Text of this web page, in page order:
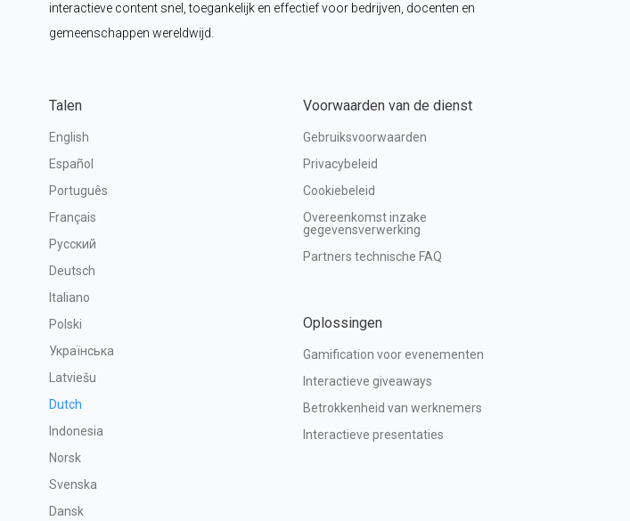
interactieve content snel, toegankelijk en effectief voor bedrijven, docenten en
gemeenschappen wereldwijd.
Talen
English
Español
Português
Français
Русский
Deutsch
Italiano
Polski
Українська
Latviešu
Dutch
Indonesia
Norsk
Svenska
Dansk
Voorwaarden van de dienst
Gebruiksvoorwaarden
Privacybeleid
Cookiebeleid
Overeenkomst inzake
gegevensverwerking
Partners technische FAQ
Oplossingen
Gamification voor evenementen
Interactieve giveaways
Betrokkenheid van werknemers
Interactieve presentaties